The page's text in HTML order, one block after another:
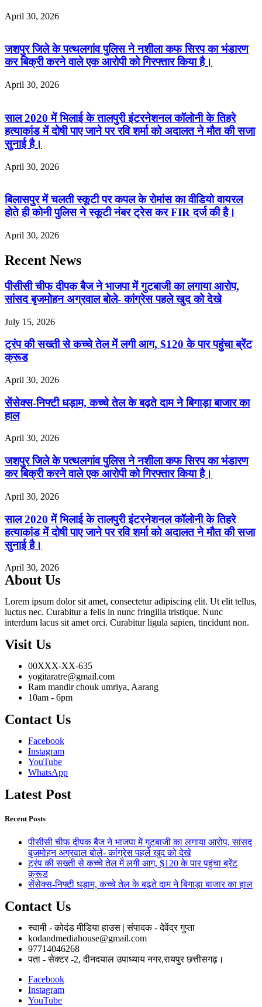
April 30, 2026
जशपुर जिले के पत्थलगांव पुलिस ने नशीला कफ सिरप का भंडारण
कर बिक्री करने वाले एक आरोपी को गिरफ्तार किया है।
April 30, 2026
साल 2020 में भिलाई के तालपुरी इंटरनेशनल कॉलोनी के तिहरे
हत्याकांड में दोषी पाए जाने पर रवि शर्मा को अदालत ने मौत की सजा
सुनाई है।
April 30, 2026
बिलासपुर में चलती स्कूटी पर कपल के रोमांस का वीडियो वायरल
होते ही कोनी पुलिस ने स्कूटी नंबर ट्रेस कर FIR दर्ज की है।
April 30, 2026
Recent News
पीसीसी चीफ दीपक बैज ने भाजपा में गुटबाजी का लगाया आरोप,
सांसद बृजमोहन अग्रवाल बोले- कांग्रेस पहले खुद को देखे
July 15, 2026
ट्रंप की सख्ती से कच्चे तेल में लगी आग, $120 के पार पहुंचा ब्रेंट
क्रूड
April 30, 2026
सेंसेक्स-निफ्टी धड़ाम, कच्चे तेल के बढ़ते दाम ने बिगाड़ा बाजार का
हाल
April 30, 2026
जशपुर जिले के पत्थलगांव पुलिस ने नशीला कफ सिरप का भंडारण
कर बिक्री करने वाले एक आरोपी को गिरफ्तार किया है।
April 30, 2026
साल 2020 में भिलाई के तालपुरी इंटरनेशनल कॉलोनी के तिहरे
हत्याकांड में दोषी पाए जाने पर रवि शर्मा को अदालत ने मौत की सजा
सुनाई है।
April 30, 2026
About Us
Lorem ipsum dolor sit amet, consectetur adipiscing elit. Ut elit tellus,
luctus nec. Curabitur a felis in nunc fringilla tristique. Nunc
interdum lacus sit amet orci. Curabitur ligula sapien, tincidunt non.
Visit Us
00XXX-XX-635
yogitaratre@gmail.com
Ram mandir chouk umriya, Aarang
10am - 6pm
Contact Us
Facebook
Instagram
YouTube
WhatsApp
Latest Post
Recent Posts
पीसीसी चीफ दीपक बैज ने भाजपा में गुटबाजी का लगाया आरोप, सांसद
बृजमोहन अग्रवाल बोले- कांग्रेस पहले खुद को देखे
ट्रंप की सख्ती से कच्चे तेल में लगी आग, $120 के पार पहुंचा ब्रेंट
क्रूड
सेंसेक्स-निफ्टी धड़ाम, कच्चे तेल के बढ़ते दाम ने बिगाड़ा बाजार का हाल
Contact Us
स्वामी - कोदंड मीडिया हाउस | संपादक - देवेंद्र गुप्ता
kodandmediahouse@gmail.com
97714046268
पता - सेक्टर -2, दीनदयाल उपाध्याय नगर,रायपुर छत्तीसगढ़।
Facebook
Instagram
YouTube